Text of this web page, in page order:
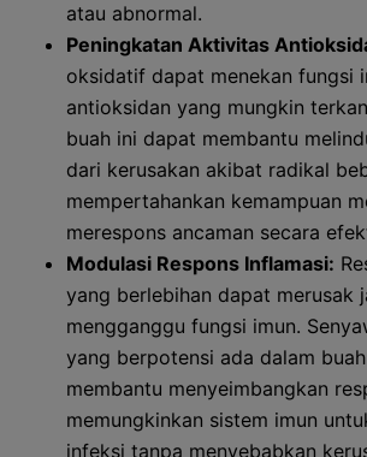
atau abnormal.
Peningkatan Aktivitas
oksidatif dapat menekan fungsi
antioksidan yang mungkin
buah ini dapat membantu
dari kerusakan akibat radikal
mempertahankan kemampuan
merespons ancaman secara
Modulasi Respons Inflamasi:
yang berlebihan dapat merusak
mengganggu fungsi imun.
yang berpotensi ada dalam
membantu menyeimbangkan
memungkinkan sistem imun
infeksi tanpa menyebabkan